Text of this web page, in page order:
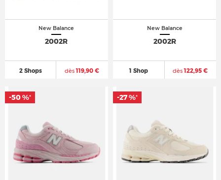
New Balance
2002R
2 Shops dès119,90 €
New Balance
2002R
1 Shop dès122,95 €
-50 %* -27 %*